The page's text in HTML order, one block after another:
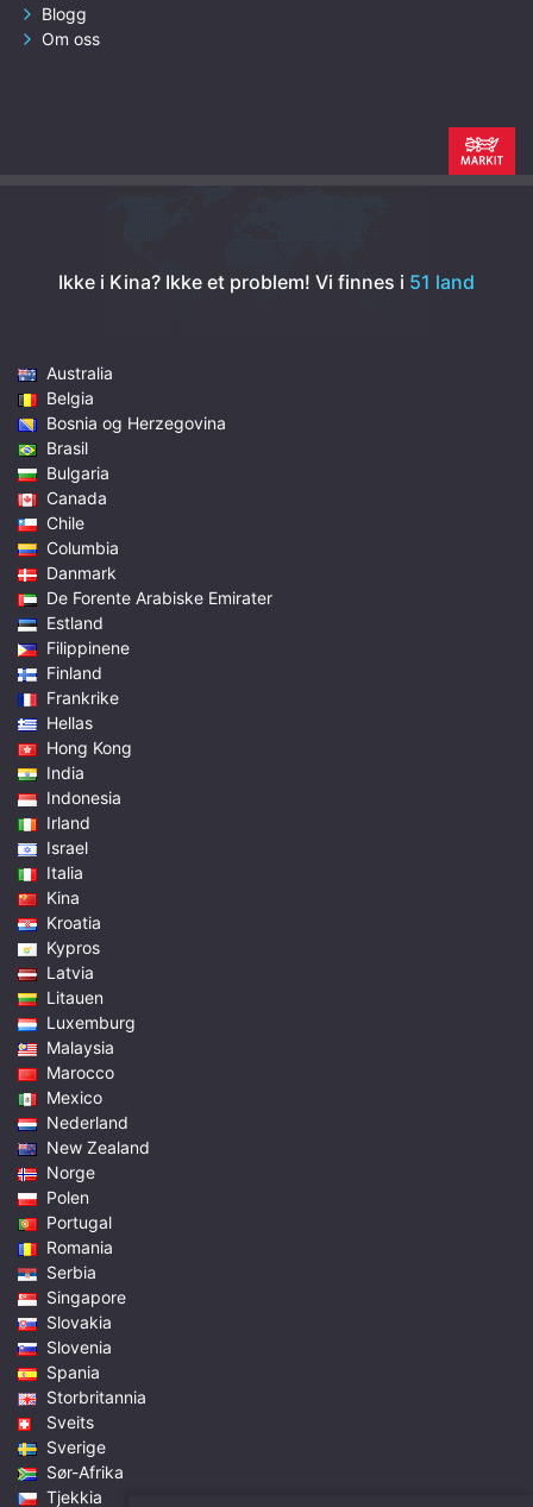
Blogg
Om oss
Ikke i Kina? Ikke et problem! Vi finnes i 51 land
Australia
Belgia
Bosnia og Herzegovina
Brasil
Bulgaria
Canada
Chile
Columbia
Danmark
De Forente Arabiske Emirater
Estland
Filippinene
Finland
Frankrike
Hellas
Hong Kong
India
Indonesia
Irland
Israel
Italia
Kina
Kroatia
Kypros
Latvia
Litauen
Luxemburg
Malaysia
Marocco
Mexico
Nederland
New Zealand
Norge
Polen
Portugal
Romania
Serbia
Singapore
Slovakia
Slovenia
Spania
Storbritannia
Sveits
Sverige
Sør-Afrika
Tjekkia